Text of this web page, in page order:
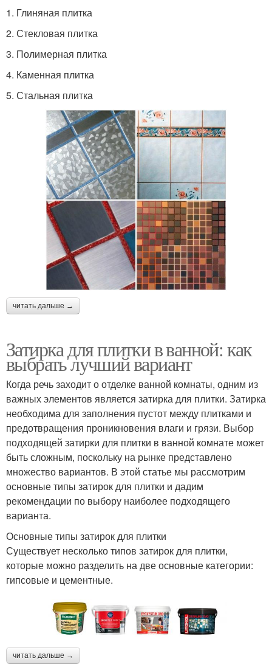
1. Глиняная плитка
2. Стекловая плитка
3. Полимерная плитка
4. Каменная плитка
5. Стальная плитка
читать дальше →
Затирка для плитки в ванной: как
выбрать лучший вариант
Когда речь заходит о отделке ванной комнаты, одним из
важных элементов является затирка для плитки. Затирка
необходима для заполнения пустот между плитками и
предотвращения проникновения влаги и грязи. Выбор
подходящей затирки для плитки в ванной комнате может
быть сложным, поскольку на рынке представлено
множество вариантов. В этой статье мы рассмотрим
основные типы затирок для плитки и дадим
рекомендации по выбору наиболее подходящего
варианта.
Основные типы затирок для плитки
Существует несколько типов затирок для плитки,
которые можно разделить на две основные категории:
гипсовые и цементные.
читать дальше →